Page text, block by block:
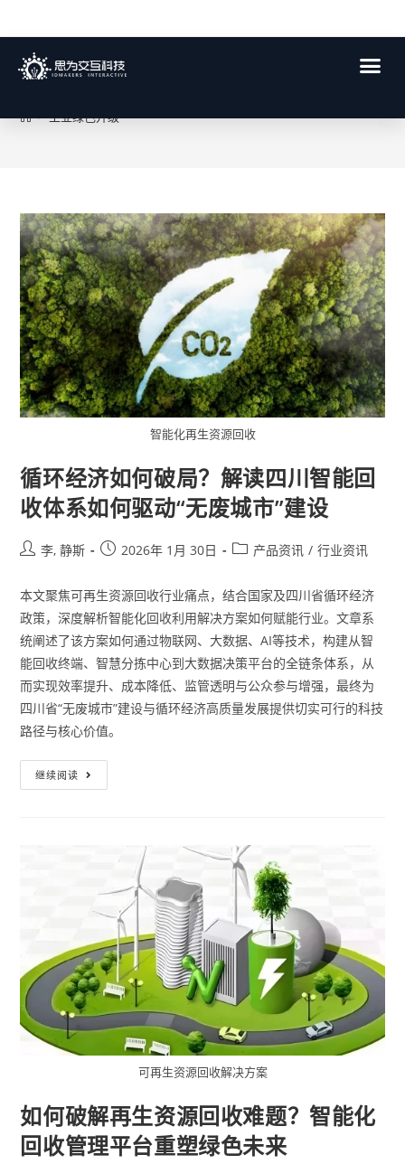
工业绿色升级
> 工业绿色升级
智能化再生资源回收
循环经济如何破局？解读四川智能回
收体系如何驱动“无废城市”建设
李, 静斯 2026年 1月 30日 产品资讯 / 行业资讯
本文聚焦可再生资源回收行业痛点，结合国家及四川省循环经济
政策，深度解析智能化回收利用解决方案如何赋能行业。文章系
统阐述了该方案如何通过物联网、大数据、AI等技术，构建从智
能回收终端、智慧分拣中心到大数据决策平台的全链条体系，从
而实现效率提升、成本降低、监管透明与公众参与增强，最终为
四川省“无废城市”建设与循环经济高质量发展提供切实可行的科技
路径与核心价值。
继续阅读
可再生资源回收解决方案
如何破解再生资源回收难题？智能化
回收管理平台重塑绿色未来